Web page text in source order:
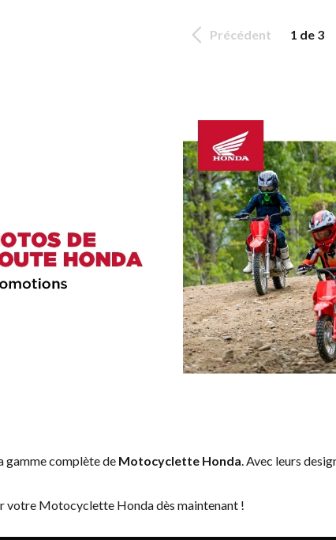
Précédent 1 de 3
gamme complète de Motocyclette Honda. Avec leurs
votre Motocyclette Honda dès maintenant !